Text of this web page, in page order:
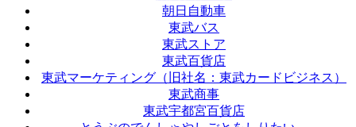
朝日自動車
東武バス
東武ストア
東武百貨店
東武マーケティング（旧社名：東武カードビジネス）
東武商事
東武宇都宮百貨店